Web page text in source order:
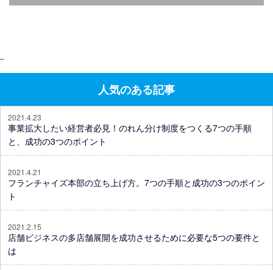
–
人気のある記事
2021.4.23
事業拡大したい経営者必見！のれん分け制度をつくる7つの手順
と、成功の3つのポイント
2021.4.21
フランチャイズ本部の立ち上げ方。7つの手順と成功の3つのポイン
ト
2021.2.15
店舗ビジネスの多店舗展開を成功させるために必要な5つの要件と
は